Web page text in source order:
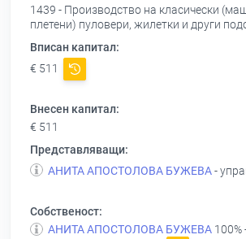
1439 - Производство на класически
плетени) пуловери, жилетки и други
Вписан капитал:
€ 511
Внесен капитал:
€ 511
Представляващи:
АНИТА АПОСТОЛОВА БУЖЕВА-
Собственост:
АНИТА АПОСТОЛОВА БУЖЕВА 100%